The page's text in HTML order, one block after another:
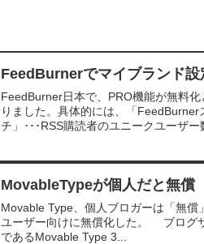
FeedBurnerでマイブランド設
FeedBurner日本で、PRO機能が無料
りました。具体的には、「
チ」･･･RSS購読者のユニークユーザー
MovableTypeが個人だと無償
Movable Type、個人ブロガーは「無
ユーザー向けに無償化した。 ブログ
であるMovable Type 3...